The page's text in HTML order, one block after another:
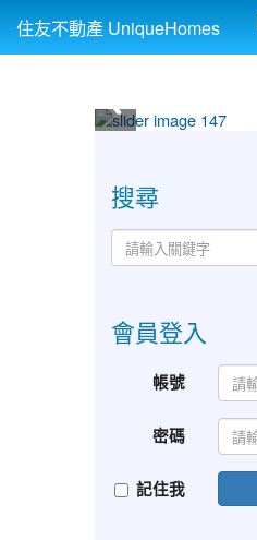
住友不動產 UniqueHomes
搜尋
會員登入
帳號
密碼
記住我